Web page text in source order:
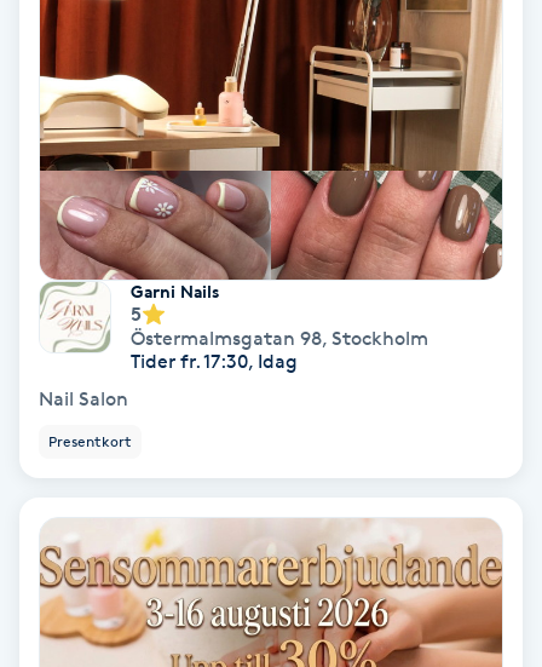
Fransförlängning
Fransförlängning Megavolym
Fransförlängning Volym
Fransk manikyr
Fransrengöring
Frekvensterapi
Frisör
Funktionsanalys
Garni Nails
5
Östermalmsgatan 98, Stockholm
Tider fr. 17:30, Idag
Nail Salon
Presentkort